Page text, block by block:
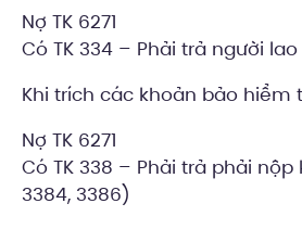
Nợ TK 6271
Có TK 334 – Phải trả người
Khi trích các khoản bảo hiểm
Nợ TK 6271
Có TK 338 – Phải trả phải nộp
3384, 3386)